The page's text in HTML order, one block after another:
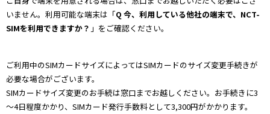
いません。利用可能な端末は「Q 今、利用している他社の端末で、NCT-
SIMを利用できますか？ 」をご確認ください。
ご利用中のSIMカードサイズによってはSIMカードのサイズ変更手続きが
必要な場合がございます。
SIMカードサイズ変更のお手続は窓口までお越しください。お手続きに3
～4日程度かかり、SIMカード発行手数料として3,300円がかかります。